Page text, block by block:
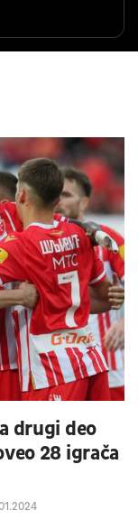
drugi deo
28 igrača